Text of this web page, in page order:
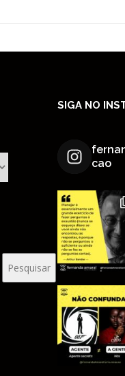
Pesquisar
SIGA NO
cao